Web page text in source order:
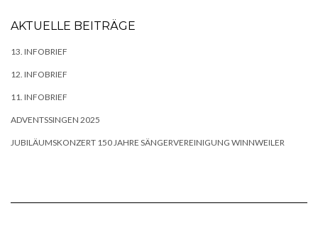
AKTUELLE BEITRÄGE
13. INFOBRIEF
12. INFOBRIEF
11. INFOBRIEF
ADVENTSSINGEN 2025
JUBILÄUMSKONZERT 150 JAHRE SÄNGERVEREINIGUNG WINNWEILER